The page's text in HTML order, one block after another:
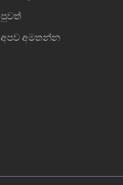
පුවත්
අපව අමතන්න